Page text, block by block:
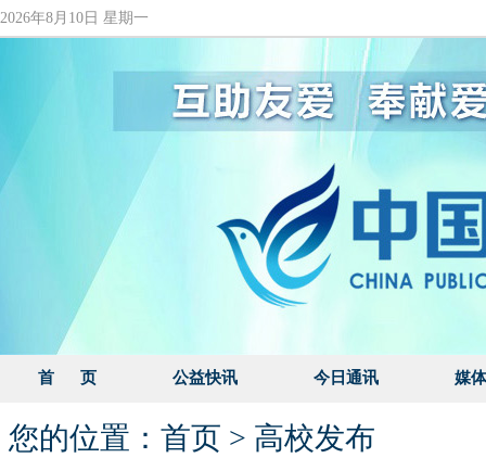
2026年8月10日 星期一
首 页 公益快讯 今日通讯 媒
您的位置： 首页 > 高校发布